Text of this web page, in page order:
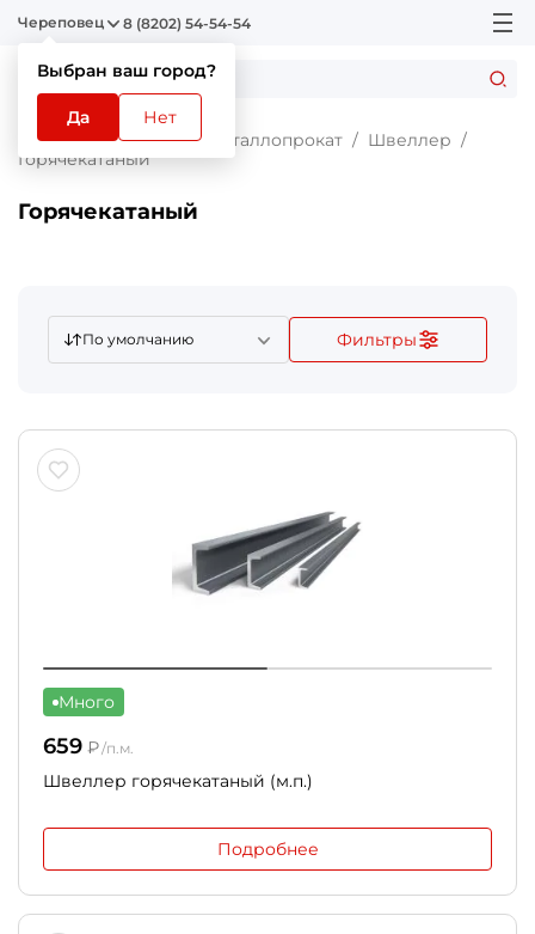
Череповец
Выбран ваш город?
Да Нет
8 (8202) 54-54-54
Главная Каталог Металлопрокат
Швеллер
Горячекатаный
Горячекатаный
По умолчанию Фильтры
Много
659 ₽/п.м.
Швеллер горячекатаный (м.п.)
Подробнее